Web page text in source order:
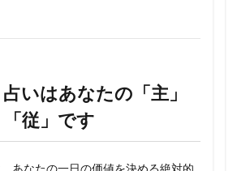
いはあなたの「主」
従」です